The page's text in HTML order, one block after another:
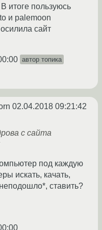
итоге пользуюсь
и palemoon
сайт
автор топика
02.04.2018 09:21:42
с сайта
под каждую
искать, качать,
ставить?